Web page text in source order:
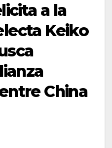
a la
Keiko
China